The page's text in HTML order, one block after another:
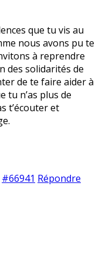
que tu vis au
nous avons pu te
à reprendre
des solidarités de
de te faire aider à
tu n’as plus de
t’écouter et
#66941 Répondre